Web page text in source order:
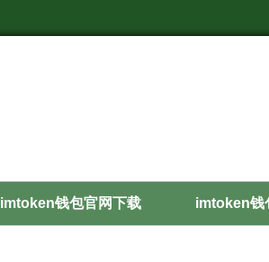
imtoken钱包官网下载 imtoken钱